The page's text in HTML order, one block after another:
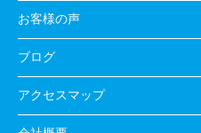
お客様の声
ブログ
アクセスマップ